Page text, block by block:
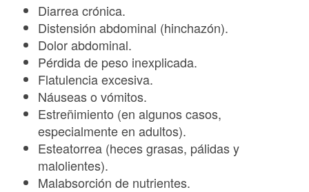
Diarrea crónica.
Distensión abdominal (hinchazón).
Dolor abdominal.
Pérdida de peso inexplicada.
Flatulencia excesiva.
Náuseas o vómitos.
Estreñimiento (en algunos casos,
especialmente en adultos).
Esteatorrea (heces grasas, pálidas y
malolientes).
Malabsorción de nutrientes.